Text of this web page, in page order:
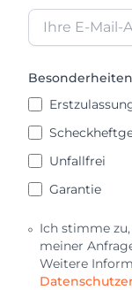
Unfallfrei
Garantie
Ich stimme
meiner
Weitere